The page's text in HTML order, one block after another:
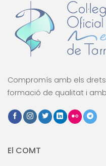
Compromís amb els
formació de qualitat i
El COMT